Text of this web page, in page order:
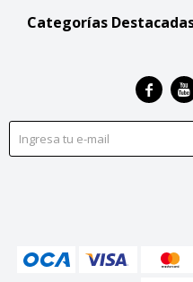
Categorías
 